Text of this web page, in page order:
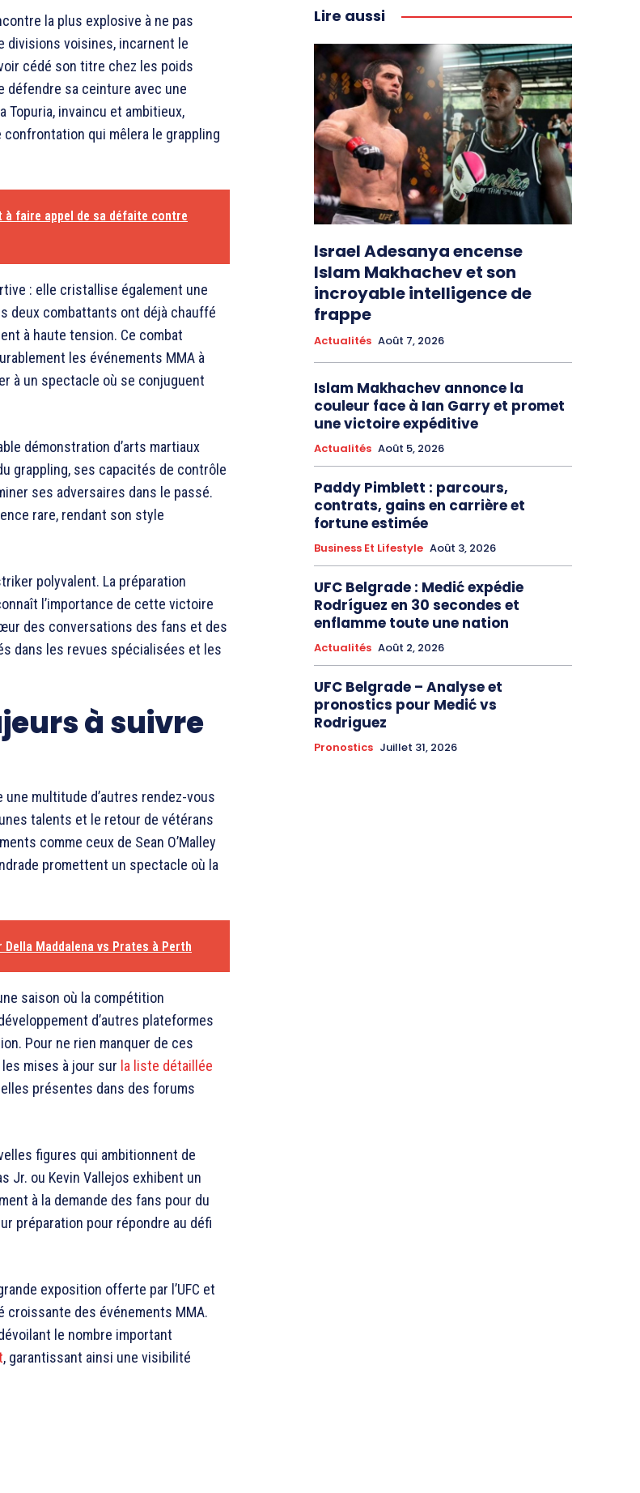
la plus explosive à ne pas
divisions voisines, incarnent le
cédé son titre chez les poids
défendre sa ceinture avec une
invaincu et ambitieux,
qui mêlera le grappling
à faire appel de sa défaite contre
: elle cristallise également une
deux combattants ont déjà chauffé
à haute tension. Ce combat
les événements MMA à
à un spectacle où se conjuguent
démonstration d’arts martiaux
grappling, ses capacités de contrôle
ses adversaires dans le passé.
rare, rendant son style
polyvalent. La préparation
l’importance de cette victoire
des conversations des fans et des
dans les revues spécialisées et les
à suivre
une multitude d’autres rendez-vous
talents et le retour de vétérans
comme ceux de Sean O’Malley
promettent un spectacle où la
Maddalena vs Prates à Perth
saison où la compétition
d’autres plateformes
Pour ne rien manquer de ces
mises à jour sur la liste détaillée
présentes dans des forums
figures qui ambitionnent de
Jr. ou Kevin Vallejos exhibent un
à la demande des fans pour du
préparation pour répondre au défi
exposition offerte par l’UFC et
croissante des événements MMA.
le nombre important
, garantissant ainsi une visibilité
Lire aussi
Israel Adesanya encense
Islam Makhachev et son
incroyable intelligence de
frappe
Actualités Août 7, 2026
Islam Makhachev annonce la
couleur face à Ian Garry et promet
une victoire expéditive
Actualités Août 5, 2026
Paddy Pimblett : parcours,
contrats, gains en carrière et
fortune estimée
Business Et Lifestyle Août 3, 2026
UFC Belgrade : Medić expédie
Rodríguez en 30 secondes et
enflamme toute une nation
Actualités Août 2, 2026
UFC Belgrade – Analyse et
pronostics pour Medić vs
Rodriguez
Pronostics Juillet 31, 2026